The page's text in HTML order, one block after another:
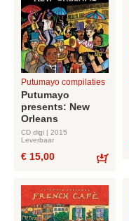
Putumayo compilaties
Putumayo
presents: New
Orleans
CD digi | 2015
Leverbaar
€ 15,00